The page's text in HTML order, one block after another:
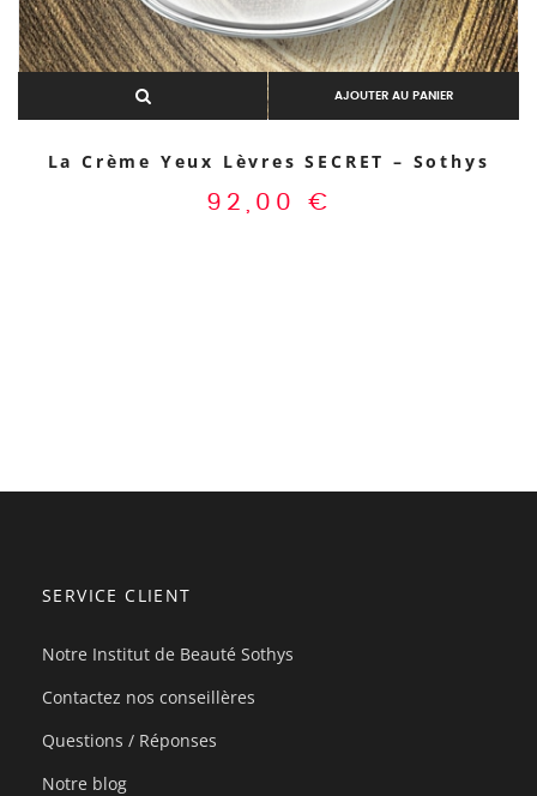
AJOUTER AU PANIER
La Crème Yeux Lèvres SECRET – Sothys
92,00 €
Aperçu rapide
SERVICE CLIENT
Notre Institut de Beauté Sothys
Contactez nos conseillères
Questions / Réponses
Notre blog